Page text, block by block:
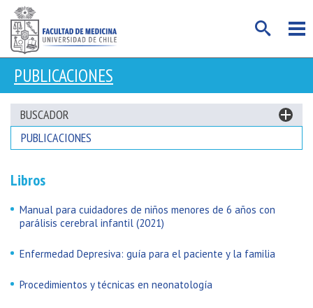
PUBLICACIONES
BUSCADOR
PUBLICACIONES
Libros
Manual para cuidadores de niños menores de 6 años con
parálisis cerebral infantil (2021)
Enfermedad Depresiva: guía para el paciente y la familia
Procedimientos y técnicas en neonatología